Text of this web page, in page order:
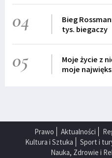
04
Bieg
tys. biegaczy
05
Moje życie z
moje
Prawo Aktualności
Kultura i Sztuka
Sport i
Nauka, Zdrowie i